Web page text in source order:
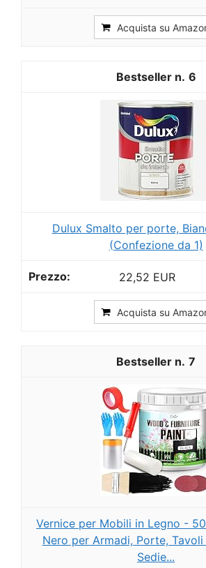
Acquista su
6
Dulux Smalto per porte,
(Confezione da 1)
22,52 EUR
Acquista su
7
Vernice per Mobili in Legno -
Nero per Armadi, Porte,
Sedie...